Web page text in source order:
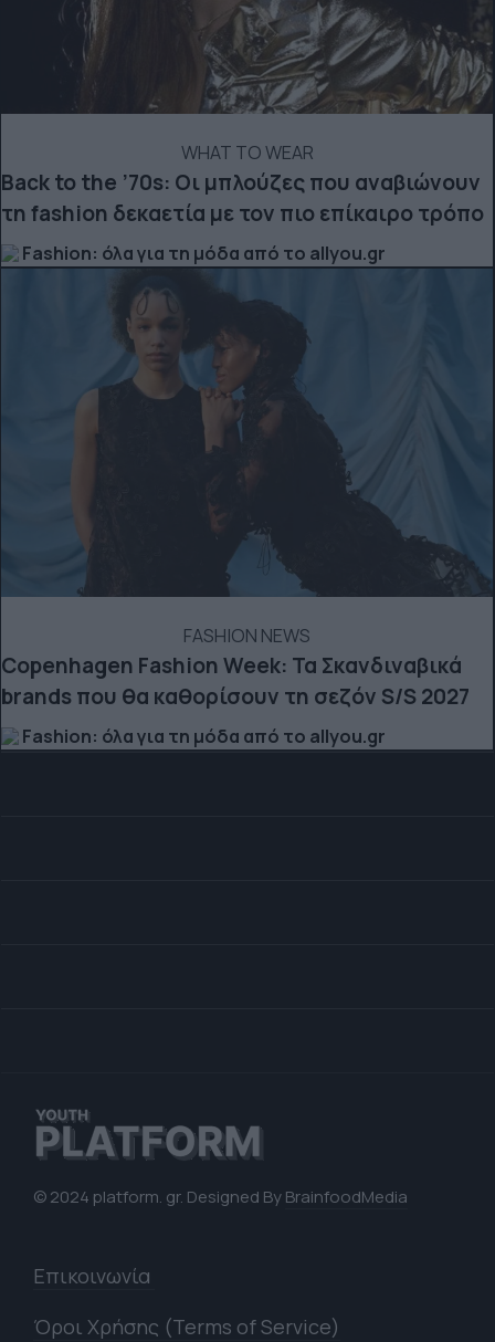
WHAT TO WEAR
Back to the ’70s: Οι μπλούζες που αναβιώνουν
τη fashion δεκαετία με τον πιο επίκαιρο τρόπο
Fashion: όλα για τη μόδα από το allyou.gr
FASHION NEWS
Copenhagen Fashion Week: Τα Σκανδιναβικά
brands που θα καθορίσουν τη σεζόν S/S 2027
Fashion: όλα για τη μόδα από το allyou.gr
© 2024 platform. gr. Designed ByBrainfoodMedia
Επικοινωνία
Όροι Χρήσης (Terms of Service)